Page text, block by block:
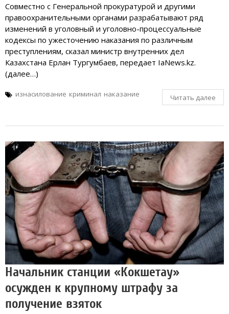
Совместно с Генеральной прокуратурой и другими
правоохранительными органами разрабатывают ряд
изменений в уголовный и уголовно-процессуальные
кодексы по ужесточению наказания по различным
преступлениям, сказал министр внутренних дел
Казахстана Ерлан Тургумбаев, передает IaNews.kz.
(далее…)
изнасилование криминал наказание Читать далее
Начальник станции «Кокшетау»
осужден к крупному штрафу за
получение взяток